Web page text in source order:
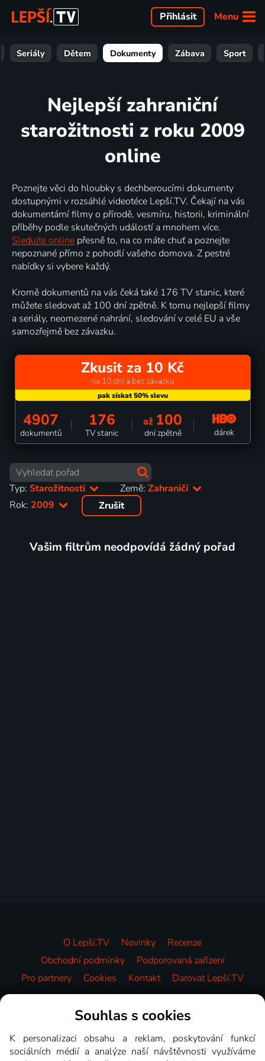
Menu
Přihlásit
Seriály Dětem Dokumenty Zábava Sport
Nejlepší zahraniční
starožitnosti z roku 2009
online
Poznejte věci do hloubky s dechberoucími dokumenty
dostupnými v rozsáhlé videotéce Lepší.TV. Čekají na vás
dokumentární filmy o přírodě, vesmíru, historii, kriminální
příběhy podle skutečných událostí a mnohem více.
Sledujte online přesně to, na co máte chuť a poznejte
nepoznané přímo z pohodlí vašeho domova. Z pestré
nabídky si vybere každý.
Kromě dokumentů na vás čeká také 176 TV stanic, které
můžete sledovat až 100 dní zpětně. K tomu nejlepší filmy
a seriály, neomezené nahrání, sledování v celé EU a vše
samozřejmě bez závazku.
Zkusit za 10 Kč
na 10 dní a bez závazku
4907
dokumentů
176
TV stanic
až 100
dní zpětně dárek
Typ: Starožitnosti Země:Zahraničí
Rok: 2009 Zrušit
Vašim filtrům neodpovídá žádný pořad
O Lepší.TV Novinky
Recenze
Obchodní podmínky
Podporovaná zařízení
Pro partnery
Cookies Kontakt Darovat Lepší.TV
Videotéka
Souhlas s cookies
K personalizaci obsahu a reklam, poskytování funkcí
sociálních médií a analýze naší návštěvnosti využíváme